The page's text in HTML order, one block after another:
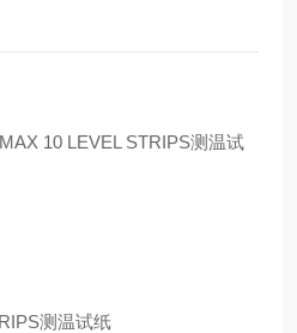
10 LEVEL STRIPS测温试
测温试纸